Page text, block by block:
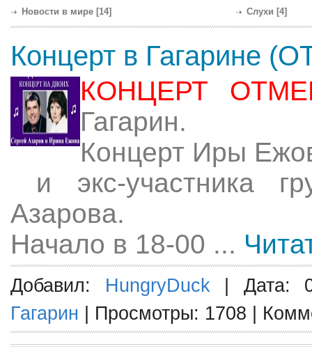
Новости в мире [14] Слухи [4]
Концерт в Гагарине
КОНЦЕРТ
Гагарин.
Концерт Иры
и экс-участника
Азарова.
Начало в 18-00 ...
Добавил: HungryDuck | Дата:
Гагарин | Просмотры: 1708 |